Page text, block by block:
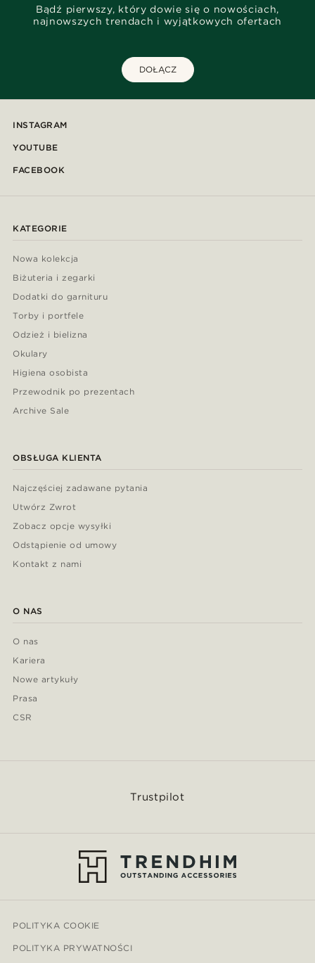
Bądź pierwszy, który dowie się o nowościach,
najnowszych trendach i wyjątkowych ofertach
DOŁĄCZ
INSTAGRAM
YOUTUBE
FACEBOOK
KATEGORIE
Nowa kolekcja
Biżuteria i zegarki
Dodatki do garnituru
Torby i portfele
Odzież i bielizna
Okulary
Higiena osobista
Przewodnik po prezentach
Archive Sale
OBSŁUGA KLIENTA
Najczęściej zadawane pytania
Utwórz Zwrot
Zobacz opcje wysyłki
Odstąpienie od umowy
Kontakt z nami
O NAS
O nas
Kariera
Nowe artykuły
Prasa
CSR
Trustpilot
POLITYKA COOKIE
POLITYKA PRYWATNOŚCI